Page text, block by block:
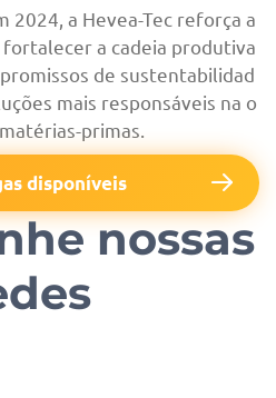
2024, a Hevea-Tec reforça a
a cadeia produtiva
de sustentabilidad
mais responsáveis na o
primas.
disponíveis
nossas